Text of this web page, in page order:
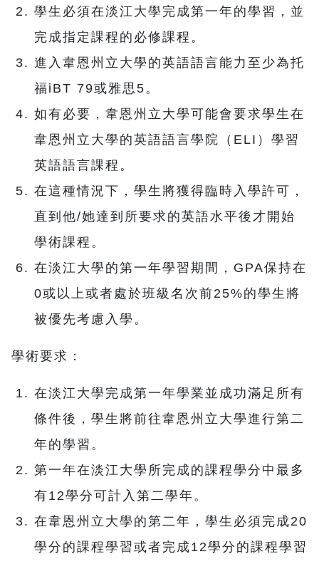
學生必須在淡江大學完成第一年的學習，並
完成指定課程的必修課程。
進入韋恩州立大學的英語語言能力至少為托
福iBT 79或雅思5。
如有必要，韋恩州立大學可能會要求學生在
韋恩州立大學的英語語言學院（ELI）學習
英語語言課程。
在這種情況下，學生將獲得臨時入學許可，
直到他/她達到所要求的英語水平後才開始
學術課程。
在淡江大學的第一年學習期間，GPA保持在
0或以上或者處於班級名次前25%的學生將
被優先考慮入學。
學術要求：
在淡江大學完成第一年學業並成功滿足所有
條件後，學生將前往韋恩州立大學進行第二
年的學習。
第一年在淡江大學所完成的課程學分中最多
有12學分可計入第二學年。
在韋恩州立大學的第二年，學生必須完成20
學分的課程學習或者完成12學分的課程學習